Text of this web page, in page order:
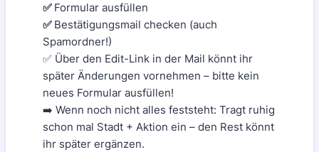
✅ Formular ausfüllen
✅ Bestätigungsmail checken (auch
Spamordner!)
✅ Über den Edit-Link in der Mail könnt ihr
später Änderungen vornehmen – bitte kein
neues Formular ausfüllen!
➡️ Wenn noch nicht alles feststeht: Tragt ruhig
schon mal Stadt + Aktion ein – den Rest könnt
ihr später ergänzen.